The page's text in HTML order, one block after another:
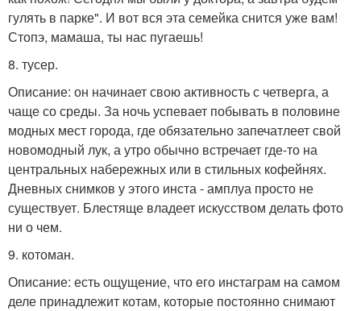
гулять в парке". И вот вся эта семейка снится уже вам!
Стопэ, мамаша, ты нас пугаешь!
8. тусер.
Описание: он начинает свою активность с четверга, а
чаще со среды. За ночь успевает побывать в половине
модных мест города, где обязательно запечатлеет свой
новомодный лук, а утро обычно встречает где-то на
центральных набережных или в стильных кофейнях.
Дневных снимков у этого инста - амплуа просто не
существует. Блестяще владеет искусством делать фото
ни о чем.
9. котоман.
Описание: есть ощущение, что его инстаграм на самом
деле принадлежит котам, которые постоянно снимают